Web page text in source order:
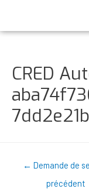
CRED
7dd2e21b
← Demande de
précédent